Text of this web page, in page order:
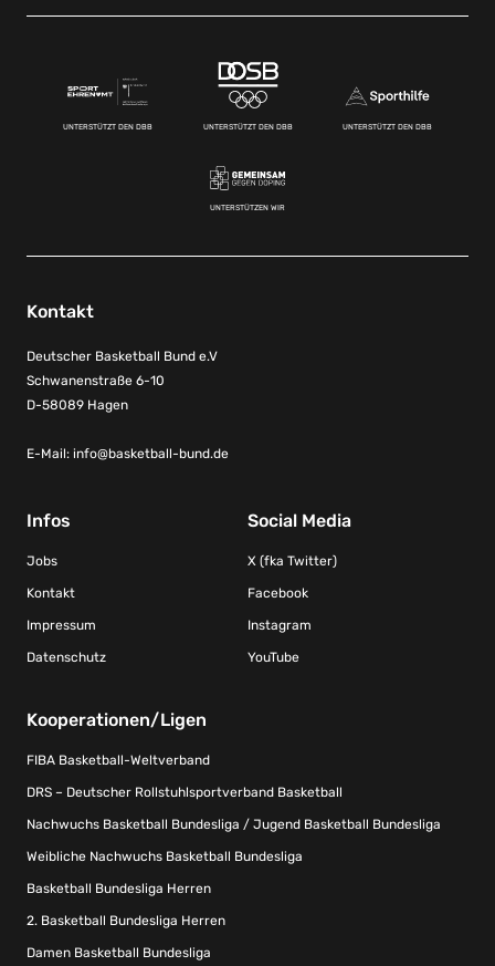
UNTERSTÜTZT DEN DBB UNTERSTÜTZT DEN DBB UNTERSTÜTZT DEN DBB
UNTERSTÜTZEN WIR
Kontakt
Deutscher Basketball Bund e.V
Schwanenstraße 6-10
D-58089 Hagen
E-Mail: info@basketball-bund.de
Infos
Jobs
Kontakt
Impressum
Datenschutz
Social Media
X (fka Twitter)
Facebook
Instagram
YouTube
Kooperationen/Ligen
FIBA Basketball-Weltverband
DRS – Deutscher Rollstuhlsportverband Basketball
Nachwuchs Basketball Bundesliga / Jugend Basketball Bundesliga
Weibliche Nachwuchs Basketball Bundesliga
Basketball Bundesliga Herren
2. Basketball Bundesliga Herren
Damen Basketball Bundesliga